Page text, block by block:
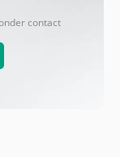
contact